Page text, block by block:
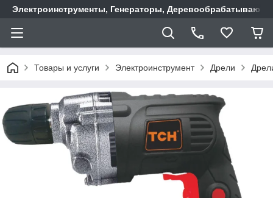
Электроинструменты, Генераторы,
Товары и услуги Электроинструмент Дрели